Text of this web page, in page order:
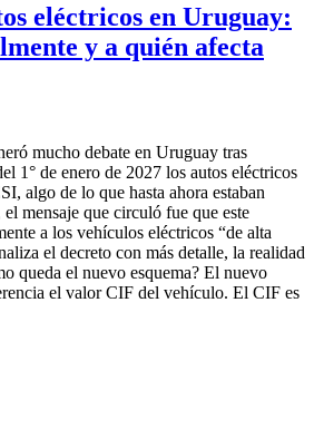
eléctricos en Uruguay:
y a quién afecta
mucho debate en Uruguay tras
1° de enero de 2027 los autos eléctricos
algo de lo que hasta ahora estaban
mensaje que circuló fue que este
a los vehículos eléctricos “de alta
el decreto con más detalle, la realidad
queda el nuevo esquema? El nuevo
el valor CIF del vehículo. El CIF es